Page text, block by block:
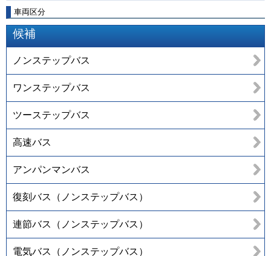
車両区分
候補
ノンステップバス
ワンステップバス
ツーステップバス
高速バス
アンパンマンバス
復刻バス（ノンステップバス）
連節バス（ノンステップバス）
電気バス（ノンステップバス）